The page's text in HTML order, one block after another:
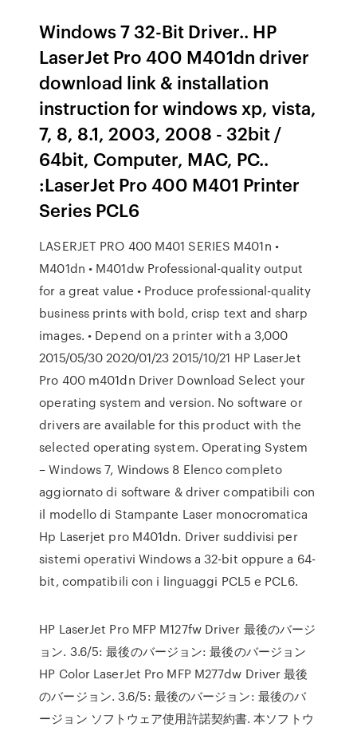
Windows 7 32-Bit Driver.. HP
LaserJet Pro 400 M401dn driver
download link & installation
instruction for windows xp, vista,
7, 8, 8.1, 2003, 2008 - 32bit /
64bit, Computer, MAC, PC..
:LaserJet Pro 400 M401 Printer
Series PCL6
LASERJET PRO 400 M401 SERIES M401n •
M401dn • M401dw Professional-quality output
for a great value • Produce professional-quality
business prints with bold, crisp text and sharp
images. • Depend on a printer with a 3,000
2015/05/30 2020/01/23 2015/10/21 HP LaserJet
Pro 400 m401dn Driver Download Select your
operating system and version. No software or
drivers are available for this product with the
selected operating system. Operating System
– Windows 7, Windows 8 Elenco completo
aggiornato di software & driver compatibili con
il modello di Stampante Laser monocromatica
Hp Laserjet pro M401dn. Driver suddivisi per
sistemi operativi Windows a 32-bit oppure a 64-
bit, compatibili con i linguaggi PCL5 e PCL6.
HP LaserJet Pro MFP M127fw Driver 最後のバージ
ョン. 3.6/5: 最後のバージョン: 最後のバージョン
HP Color LaserJet Pro MFP M277dw Driver 最後
のバージョン. 3.6/5: 最後のバージョン: 最後のバ
ージョン ソフトウェア使用許諾契約書. 本ソフトウ